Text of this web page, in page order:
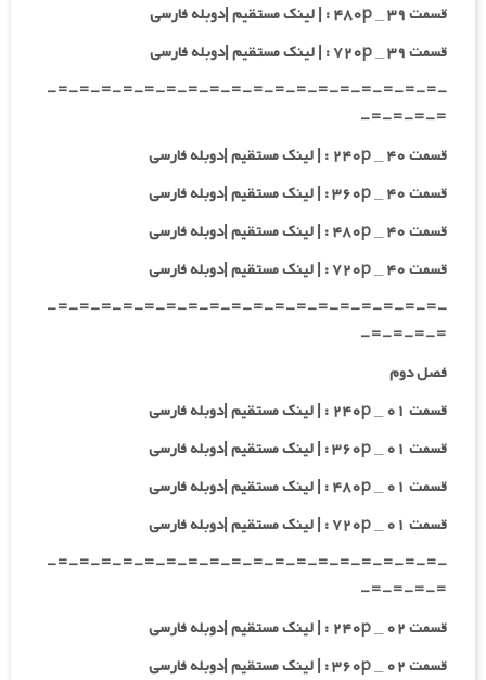
قسمت ۳۹ _ ۴۸۰p : | لینک مستقیم |دوبله فارسی
قسمت ۳۹ _ ۷۲۰p : | لینک مستقیم |دوبله فارسی
-=-=-=-=-=-=-=-=-=-=-=-=-=-=-=-=-=-=-
=-=-=-=-
قسمت ۴۰ _ ۲۴۰p : | لینک مستقیم |دوبله فارسی
قسمت ۴۰ _ ۳۶۰p : | لینک مستقیم |دوبله فارسی
قسمت ۴۰ _ ۴۸۰p : | لینک مستقیم |دوبله فارسی
قسمت ۴۰ _ ۷۲۰p : | لینک مستقیم |دوبله فارسی
-=-=-=-=-=-=-=-=-=-=-=-=-=-=-=-=-=-=-
=-=-=-=-
فصل دوم
قسمت ۰۱ _ ۲۴۰p : | لینک مستقیم |دوبله فارسی
قسمت ۰۱ _ ۳۶۰p : | لینک مستقیم |دوبله فارسی
قسمت ۰۱ _ ۴۸۰p : | لینک مستقیم |دوبله فارسی
قسمت ۰۱ _ ۷۲۰p : | لینک مستقیم |دوبله فارسی
-=-=-=-=-=-=-=-=-=-=-=-=-=-=-=-=-=-=-
=-=-=-=-
قسمت ۰۲ _ ۲۴۰p : | لینک مستقیم |دوبله فارسی
قسمت ۰۲ _ ۳۶۰p : | لینک مستقیم |دوبله فارسی